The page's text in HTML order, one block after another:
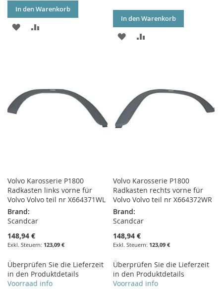
In den Warenkorb
ZUR
In den Warenkorb
ZUR
Volvo Karosserie P1800
Radkasten links vorne für
Volvo Volvo teil nr X664371WL
Brand:
Scandcar
148,94 €
123,09 €
Überprüfen Sie die Lieferzeit
in den Produktdetails
Voorraad info
Volvo Karosserie P1800
Radkasten rechts vorne für
Volvo Volvo teil nr X664372WR
Brand:
Scandcar
148,94 €
123,09 €
Überprüfen Sie die Lieferzeit
in den Produktdetails
Voorraad info